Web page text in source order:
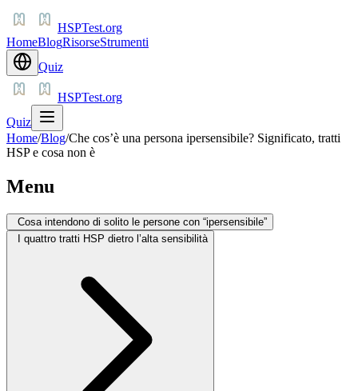
HSPTest.org
HomeBlogRisorseStrumenti
Quiz
HSPTest.org
Quiz
Home/Blog/Che cos’è una persona ipersensibile? Significato, tratti
HSP e cosa non è
Menu
Cosa intendono di solito le persone con “ipersensibile”
I quattro tratti HSP dietro l’alta sensibilità